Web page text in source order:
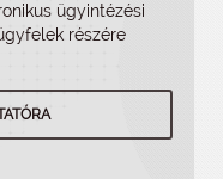
ügyintézési
részére